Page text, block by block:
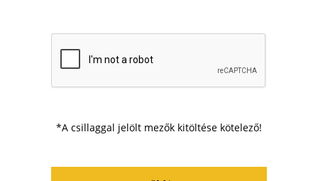
*A csillaggal jelölt mezők kitöltése kötelező!